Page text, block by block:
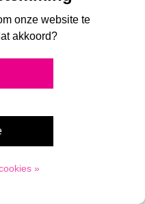
onze website te
akkoord?
»